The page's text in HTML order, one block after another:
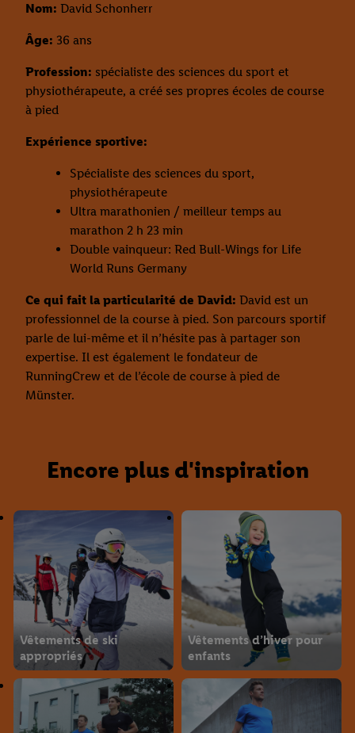
Nom: David Schonherr
Âge: 36 ans
Profession: spécialiste des sciences du sport et
physiothérapeute, a créé ses propres écoles de course
à pied
Expérience sportive:
Spécialiste des sciences du sport,
physiothérapeute
Ultra marathonien / meilleur temps au
marathon 2 h 23 min
Double vainqueur: Red Bull-Wings for Life
World Runs Germany
Ce qui fait la particularité de David: David est un
professionnel de la course à pied. Son parcours sportif
parle de lui-même et il n’hésite pas à partager son
expertise. Il est également le fondateur de
RunningCrew et de l’école de course à pied de
Münster.
Encore plus d'inspiration
Vêtements de ski
appropriés
Vêtements d’hiver pour
enfants